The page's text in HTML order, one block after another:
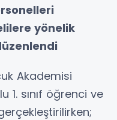
yönelik
Akademisi
1. sınıf öğrenci ve